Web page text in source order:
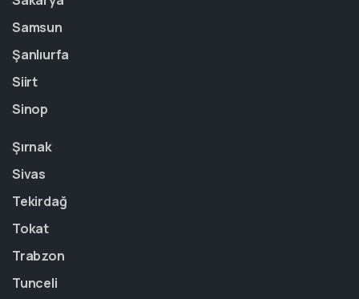
Samsun
Şanlıurfa
Siirt
Sinop
Şırnak
Sivas
Tekirdağ
Tokat
Trabzon
Tunceli